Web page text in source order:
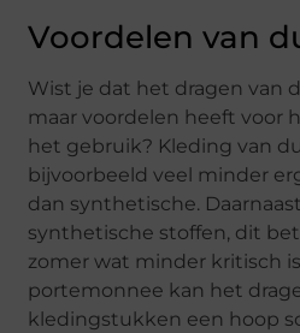
Voordelen van
Wist je dat het dragen van
maar voordelen heeft voor
het gebruik? Kleding van
bijvoorbeeld veel minder
dan synthetische.
synthetische stoffen, dit
zomer wat minder kritisch
portemonnee kan het
kledingstukken een hoop